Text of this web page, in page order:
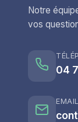
Notre
vos
04
EMAIL